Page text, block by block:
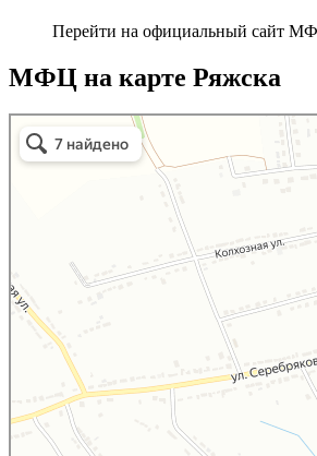
Перейти на официальный сайт
МФЦ на карте Ряжска